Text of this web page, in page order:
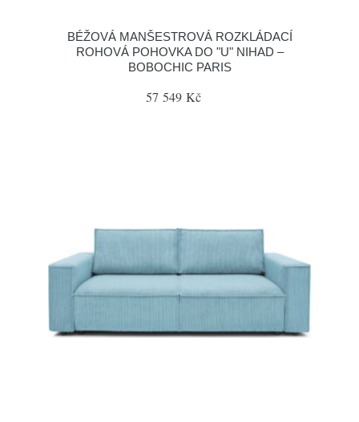
BÉŽOVÁ MANŠESTROVÁ ROZKLÁDACÍ
ROHOVÁ POHOVKA DO "U" NIHAD –
BOBOCHIC PARIS
57 549 Kč